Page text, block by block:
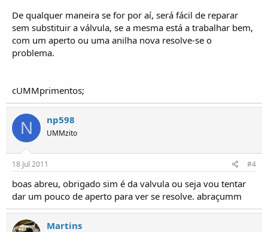
De qualquer maneira se for por aí, será fácil de reparar
sem substituir a válvula, se a mesma está a trabalhar bem,
com um aperto ou uma anilha nova resolve-se o
problema.
cUMMprimentos;
N np598
UMMzito
18 Jul 2011 #4
boas abreu, obrigado sim é da valvula ou seja vou tentar
dar um pouco de aperto para ver se resolve. abraçumm
Martins